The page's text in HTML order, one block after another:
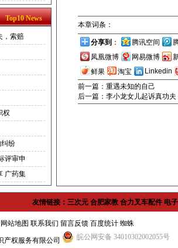
Top10 News
，索赔
权
纠纷
评审申
广药集
本章词条：
分享到 ： 腾讯空间
凤凰微博
网易微博
鲜果
淘宝
Linkedin
前一篇：重遇未知的自己
后一篇：李小龙女儿起诉真功
友情链接： 三次元 合肥家教 合力叉车配件 电
网站地图 联系我们 留言反馈 百度统计 蜘蛛
产权服务有限公司 皖公网安备 34010302002055号